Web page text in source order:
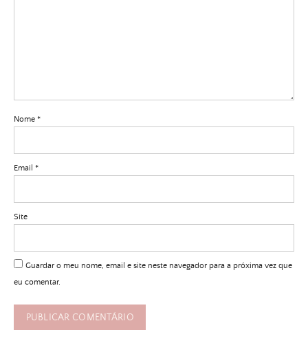
Nome *
Email *
Site
Guardar o meu nome, email e site neste navegador para a próxima vez que
eu comentar.